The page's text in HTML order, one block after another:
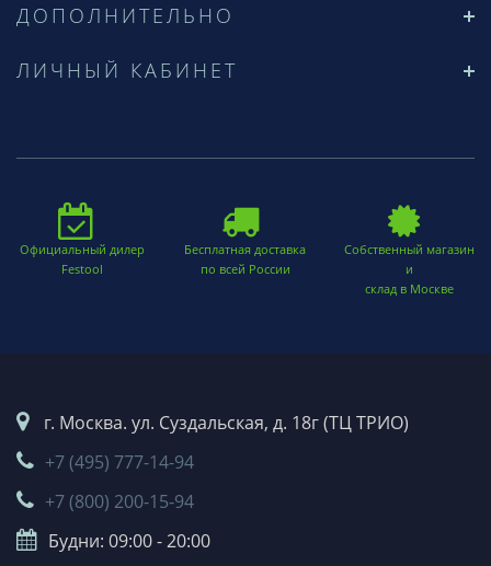
ДОПОЛНИТЕЛЬНО
ЛИЧНЫЙ КАБИНЕТ
Официальный дилер
Festool
Бесплатная доставка
по всей России
Собственный магазин
и
склад в Москве
г. Москва. ул. Суздальская, д. 18г (ТЦ ТРИО)
+7 (495) 777-14-94
+7 (800) 200-15-94
Будни: 09:00 - 20:00